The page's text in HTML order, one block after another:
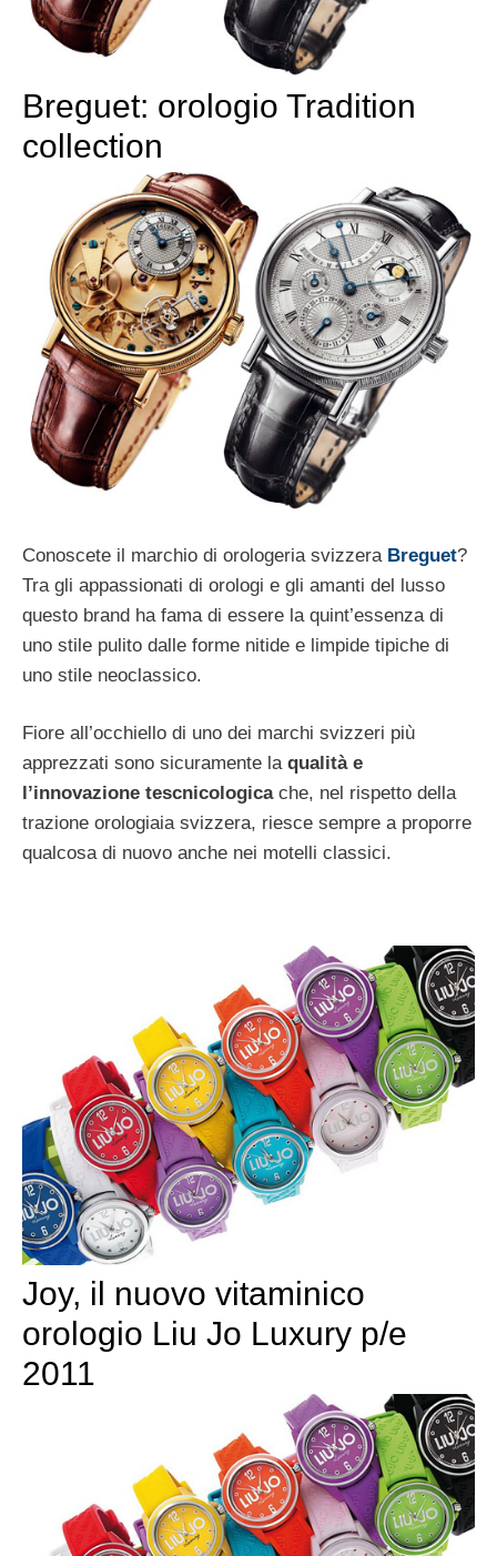
Breguet: orologio Tradition
collection
Conoscete il marchio di orologeria svizzera Breguet?
Tra gli appassionati di orologi e gli amanti del lusso
questo brand ha fama di essere la quint’essenza di
uno stile pulito dalle forme nitide e limpide tipiche di
uno stile neoclassico.
Fiore all’occhiello di uno dei marchi svizzeri più
apprezzati sono sicuramente la qualità e
l’innovazione tescnicologicache, nel rispetto della
trazione orologiaia svizzera, riesce sempre a proporre
qualcosa di nuovo anche nei motelli classici.
Joy, il nuovo vitaminico
orologio Liu Jo Luxury p/e
2011